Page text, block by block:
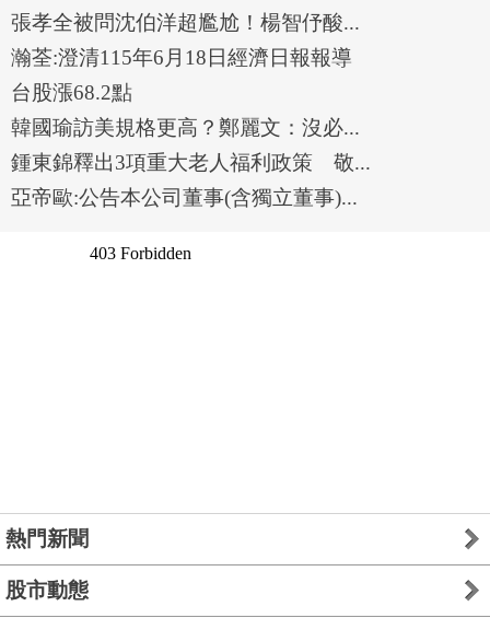
張孝全被問沈伯洋超尷尬！楊智伃酸...
瀚荃:澄清115年6月18日經濟日報報導
台股漲68.2點
韓國瑜訪美規格更高？鄭麗文：沒必...
鍾東錦釋出3項重大老人福利政策 敬...
亞帝歐:公告本公司董事(含獨立董事)...
熱門新聞
股市動態